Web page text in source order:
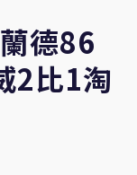
德86
2比1淘